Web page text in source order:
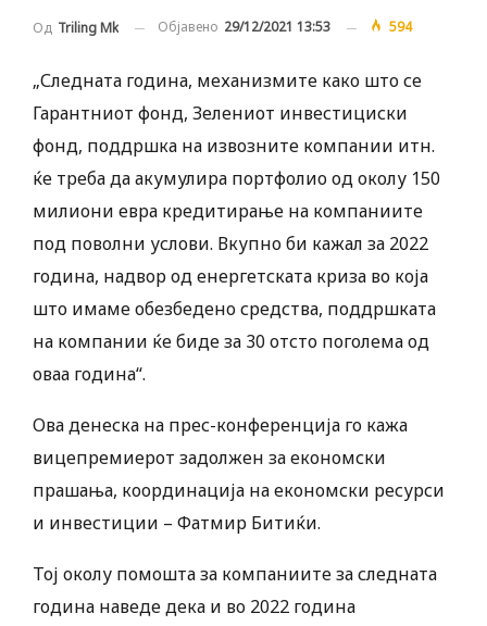
Од Triling Mk Објавено 29/12/2021 13:53 594
„Следната година, механизмите како што се
Гарантниот фонд, Зелениот инвестициски
фонд, поддршка на извозните компании итн.
ќе треба да акумулира портфолио од околу 150
милиони евра кредитирање на компаниите
под поволни услови. Вкупно би кажал за 2022
година, надвор од енергетската криза во која
што имаме обезбедено средства, поддршката
на компании ќе биде за 30 отсто поголема од
оваа година“.
Ова денеска на прес-конференција го кажа
вицепремиерот задолжен за економски
прашања, координација на економски ресурси
и инвестиции – Фатмир Битиќи.
Тој околу помошта за компаниите за следната
година наведе дека и во 2022 година